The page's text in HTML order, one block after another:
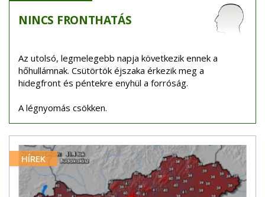
NINCS FRONTHATÁS
Az utolsó, legmelegebb napja következik ennek a
hőhullámnak. Csütörtök éjszaka érkezik meg a
hidegfront és péntekre enyhül a forróság.
A légnyomás csökken.
HÍREK